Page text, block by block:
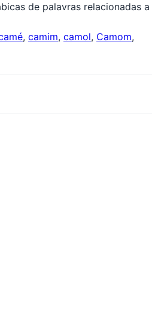
de palavras relacionadas a
, camim, camol, Camom,